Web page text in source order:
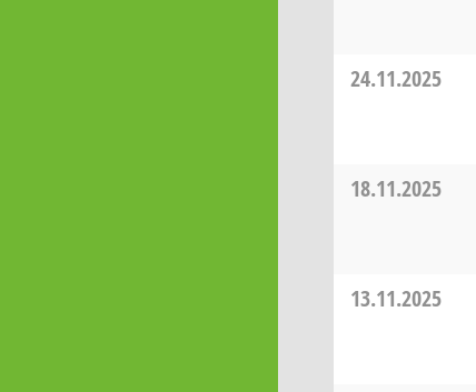
24.11.2025
18.11.2025
13.11.2025